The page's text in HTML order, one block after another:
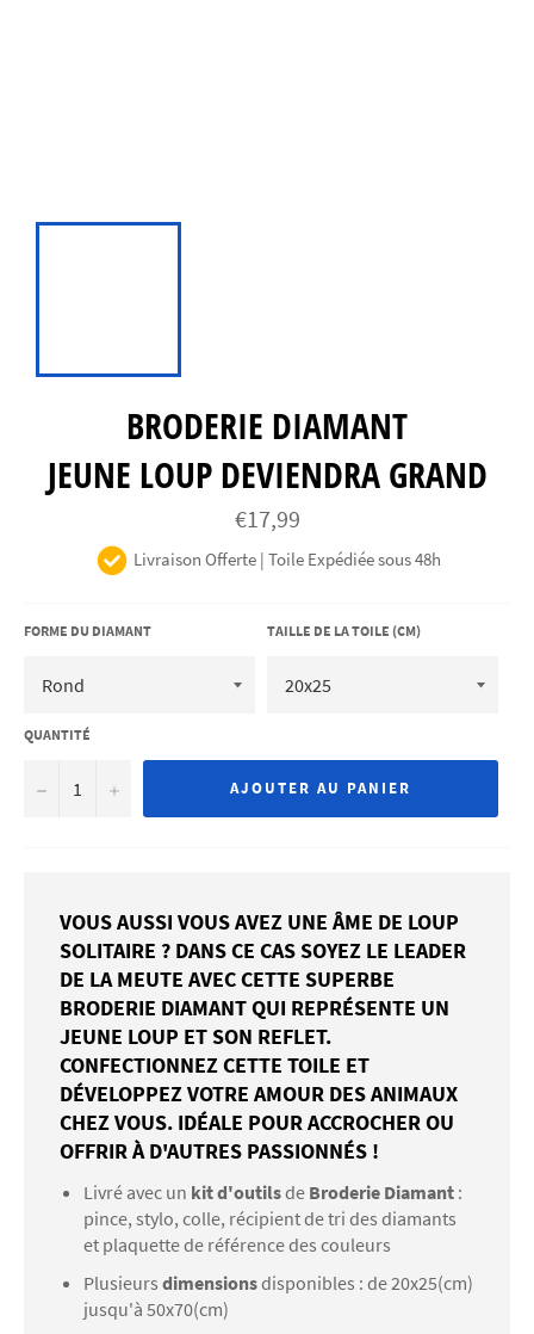
BRODERIE DIAMANT
JEUNE LOUP DEVIENDRA GRAND
Prix
régulier
€17,99
Livraison Offerte | Toile Expédiée sous 48h
FORME DU DIAMANT TAILLE DE LA TOILE (CM)
QUANTITÉ
− + AJOUTER AU PANIER
VOUS AUSSI VOUS AVEZ UNE ÂME DE LOUP
SOLITAIRE ? DANS CE CAS SOYEZ LE LEADER
DE LA MEUTE AVEC CETTE SUPERBE
BRODERIE DIAMANT QUI REPRÉSENTE UN
JEUNE LOUP ET SON REFLET.
CONFECTIONNEZ CETTE TOILE ET
DÉVELOPPEZ VOTRE AMOUR DES ANIMAUX
CHEZ VOUS. IDÉALE POUR ACCROCHER OU
OFFRIR À D'AUTRES PASSIONNÉS !
Livré avec un kit d'outilsde Broderie Diamant :
pince, stylo, colle, récipient de tri des diamants
et plaquette de référence des couleurs
Plusieurs dimensionsdisponibles : de 20x25(cm)
jusqu'à 50x70(cm)